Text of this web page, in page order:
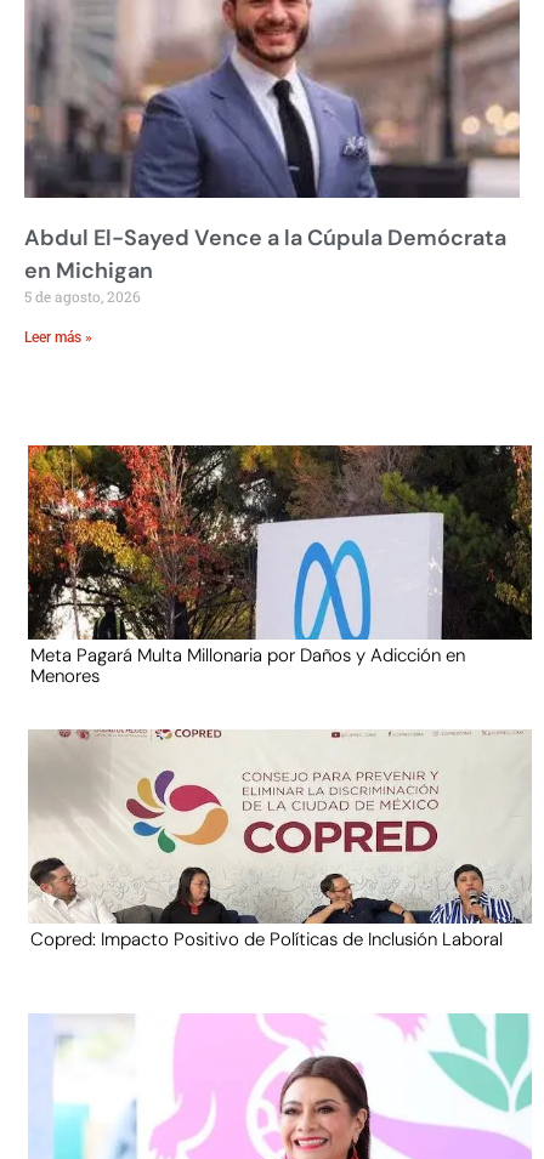
Abdul El-Sayed Vence a la Cúpula Demócrata
en Michigan
5 de agosto, 2026
Leer más »
Meta Pagará Multa Millonaria por Daños y Adicción en
Menores
Copred: Impacto Positivo de Políticas de Inclusión Laboral